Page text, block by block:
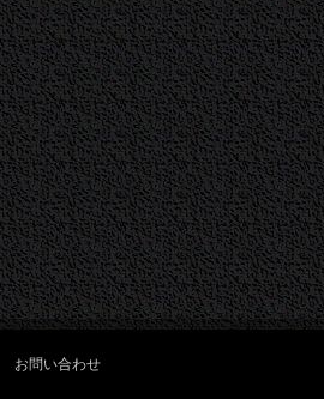
お問い合わせ